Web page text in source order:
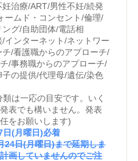
治療/ART/男性不妊/続発
ームド・コンセント/倫理/
グ/自助団体/電話相
インターネット/ネットワー
/看護職からのアプローチ/
/事務職からのアプローチ/
の提供/代理母/遺伝/染色
は一応の目安です。いく
表でも構いません。発表
をお願いします)
(月曜日)必着
24日(月曜日)まで延期しま
画していませんのでご注